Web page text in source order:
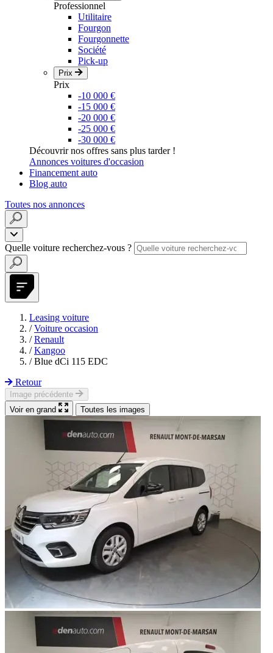
Professionnel
Utilitaire
Fourgon
Fourgonnette
Société
Pick-up
Prix
Prix
-10 000 €
-15 000 €
-20 000 €
-25 000 €
-30 000 €
Découvrir nos offres sans plus tarder !
Annonces voitures d'occasion
Financement auto
Blog auto
Toutes nos annonces
Quelle voiture recherchez-vous ?
Leasing voiture
/ Voiture occasion
/ Renault
/ Kangoo
/ Blue dCi 115 EDC
Retour
Image précédente
Voir en grand
Toutes les images